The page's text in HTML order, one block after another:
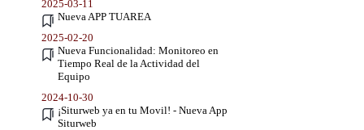
2025-03-11
Nueva APP TUAREA
2025-02-20
Nueva Funcionalidad: Monitoreo en
Tiempo Real de la Actividad del
Equipo
2024-10-30
¡Siturweb ya en tu Movil! - Nueva App
Siturweb